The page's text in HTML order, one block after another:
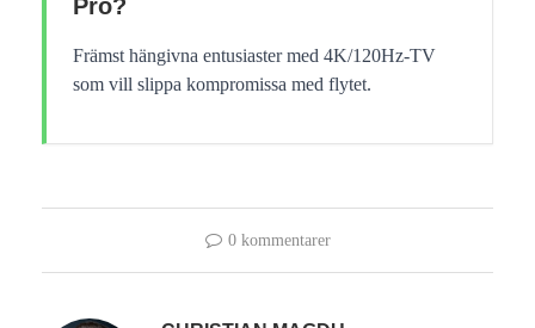
Pro?
Främst hängivna entusiaster med 4K/120Hz-TV
som vill slippa kompromissa med flytet.
0 kommentarer